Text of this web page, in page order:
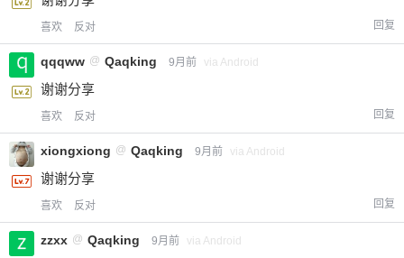
喜欢 反对 回复
qqqww @ Qaqking 9月前 via Android
谢谢分享
喜欢 反对 回复
xiongxiong @ Qaqking 9月前 via Android
谢谢分享
喜欢 反对 回复
zzxx @ Qaqking 9月前 via Android